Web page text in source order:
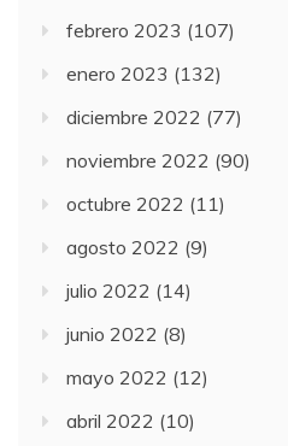
febrero 2023 (107)
enero 2023 (132)
diciembre 2022 (77)
noviembre 2022 (90)
octubre 2022 (11)
agosto 2022 (9)
julio 2022 (14)
junio 2022 (8)
mayo 2022 (12)
abril 2022 (10)